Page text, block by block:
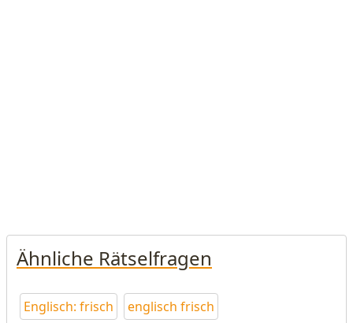
Ähnliche Rätselfragen
Englisch: frisch englisch frisch